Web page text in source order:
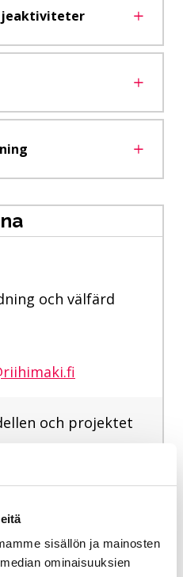
sisällön ja mainosten
ominaisuuksien
och välfärd
och projektet